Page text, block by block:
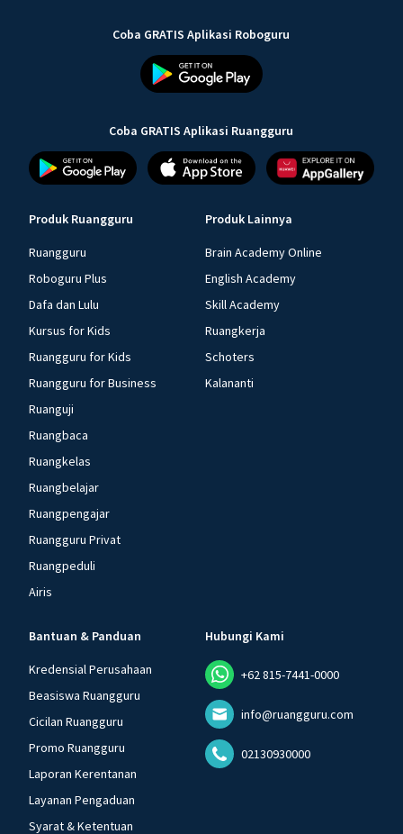
Coba GRATIS Aplikasi Roboguru
Coba GRATIS Aplikasi Ruangguru
Produk Ruangguru
Ruangguru
Roboguru Plus
Dafa dan Lulu
Kursus for Kids
Ruangguru for Kids
Ruangguru for Business
Ruanguji
Ruangbaca
Ruangkelas
Ruangbelajar
Ruangpengajar
Ruangguru Privat
Ruangpeduli
Airis
Produk Lainnya
Brain Academy Online
English Academy
Skill Academy
Ruangkerja
Schoters
Kalananti
Bantuan & Panduan
Kredensial Perusahaan
Beasiswa Ruangguru
Cicilan Ruangguru
Promo Ruangguru
Laporan Kerentanan
Layanan Pengaduan
Syarat & Ketentuan
Hubungi Kami
+62 815-7441-0000
info@ruangguru.com
02130930000